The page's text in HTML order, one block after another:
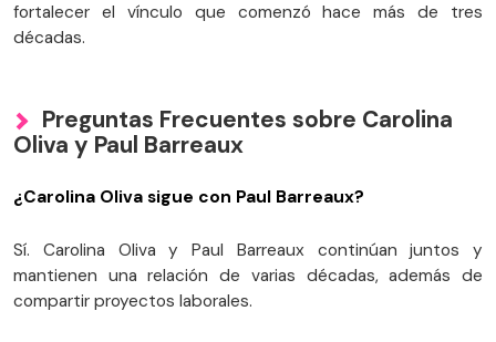
fortalecer el vínculo que comenzó hace más de tres
décadas.
Preguntas Frecuentes sobre Carolina
Oliva y Paul Barreaux
¿Carolina Oliva sigue con Paul Barreaux?
Sí. Carolina Oliva y Paul Barreaux continúan juntos y
mantienen una relación de varias décadas, además de
compartir proyectos laborales.